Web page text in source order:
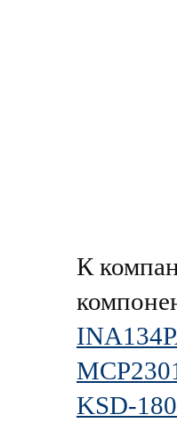
К
KSD-